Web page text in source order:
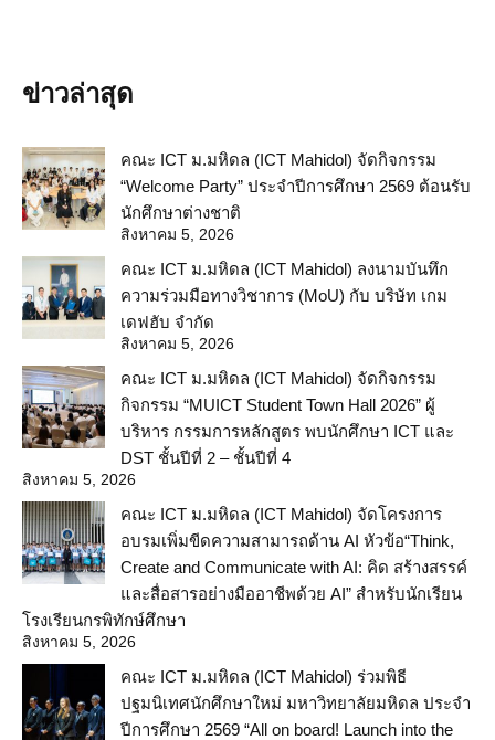
ข่าวล่าสุด
คณะ ICT ม.มหิดล (ICT Mahidol) จัดกิจกรรม
“Welcome Party” ประจำปีการศึกษา 2569 ต้อนรับ
นักศึกษาต่างชาติ
สิงหาคม 5, 2026
คณะ ICT ม.มหิดล (ICT Mahidol) ลงนามบันทึก
ความร่วมมือทางวิชาการ (MoU) กับ บริษัท เกม
เดฟฮับ จำกัด
สิงหาคม 5, 2026
คณะ ICT ม.มหิดล (ICT Mahidol) จัดกิจกรรม
กิจกรรม “MUICT Student Town Hall 2026” ผู้
บริหาร กรรมการหลักสูตร พบนักศึกษา ICT และ
DST ชั้นปีที่ 2 – ชั้นปีที่ 4
สิงหาคม 5, 2026
คณะ ICT ม.มหิดล (ICT Mahidol) จัดโครงการ
อบรมเพิ่มขีดความสามารถด้าน AI หัวข้อ“Think,
Create and Communicate with AI: คิด สร้างสรรค์
และสื่อสารอย่างมืออาชีพด้วย AI” สำหรับนักเรียน
โรงเรียนกรพิทักษ์ศึกษา
สิงหาคม 5, 2026
คณะ ICT ม.มหิดล (ICT Mahidol) ร่วมพิธี
ปฐมนิเทศนักศึกษาใหม่ มหาวิทยาลัยมหิดล ประจำ
ปีการศึกษา 2569 “All on board! Launch into the